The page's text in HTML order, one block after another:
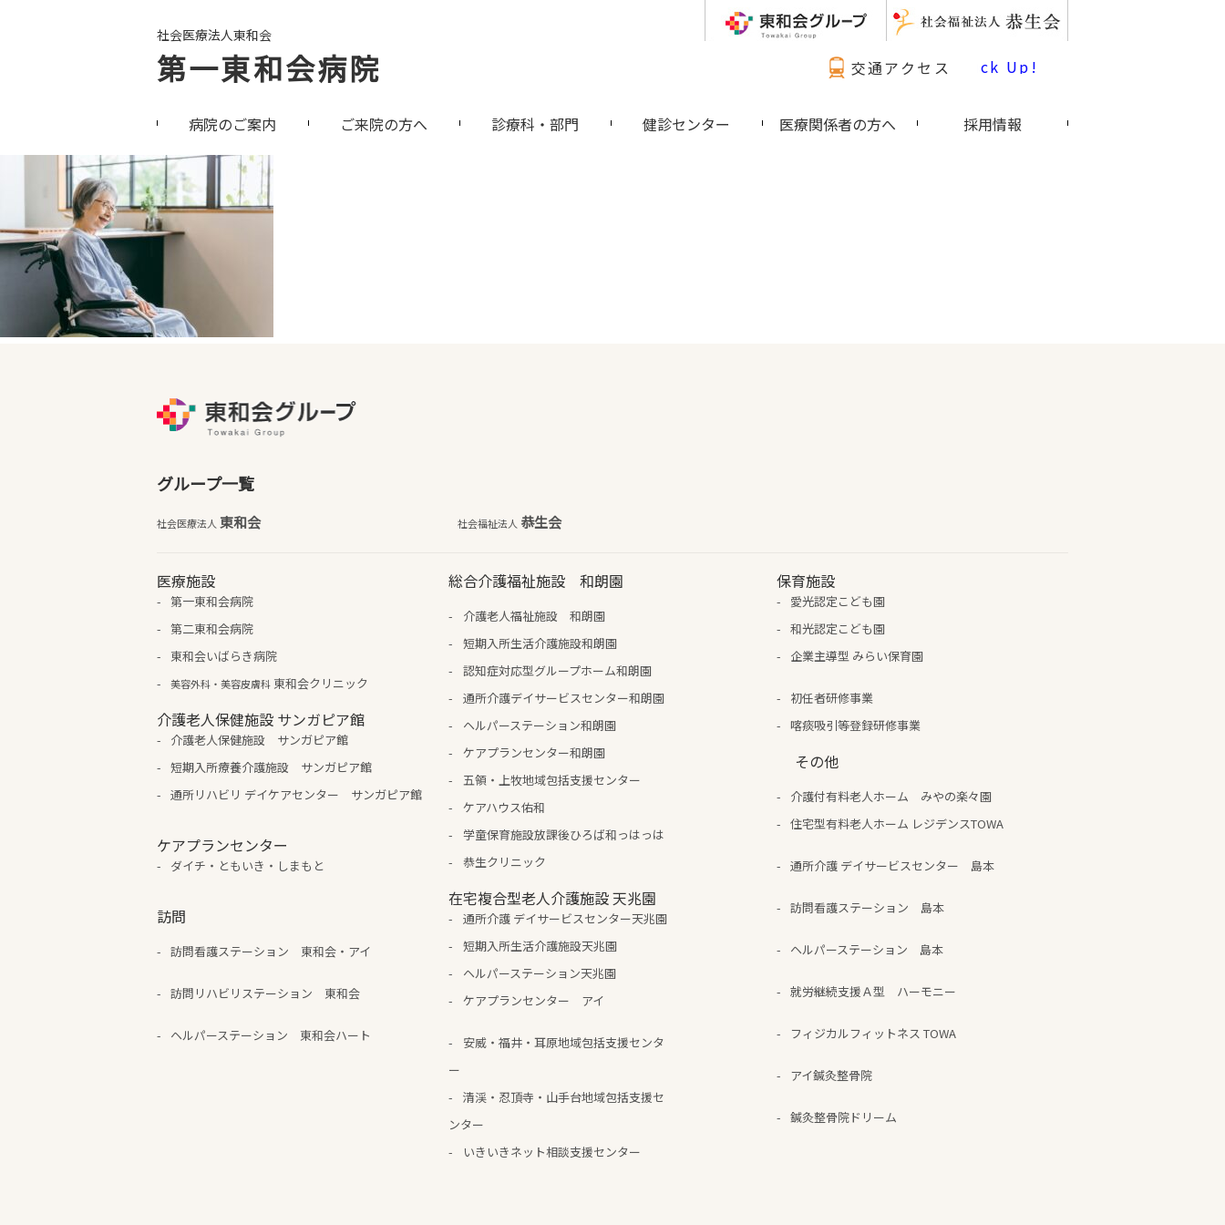
社会医療法人東和会
第一東和会病院 交通アクセス
最新情報 Pick Up!
病院のご案内 ご来院の方へ 診療科・部門 健診センター 医療関係者の方へ 採用情報
グループ一覧
社会医療法人 東和会 社会福祉法人 恭生会
医療施設
第一東和会病院
第二東和会病院
東和会いばらき病院
美容外科・美容皮膚科 東和会クリニック
介護老人保健施設 サンガピア館
介護老人保健施設 サンガピア館
短期入所療養介護施設 サンガピア館
通所リハビリ デイケアセンター サンガピア館
ケアプランセンター
ダイチ・ともいき・しまもと
訪問
訪問看護ステーション 東和会・アイ
訪問リハビリステーション 東和会
ヘルパーステーション 東和会ハート
総合介護福祉施設 和朗園
介護老人福祉施設 和朗園
短期入所生活介護施設和朗園
認知症対応型グループホーム和朗園
通所介護デイサービスセンター和朗園
ヘルパーステーション和朗園
ケアプランセンター和朗園
五領・上牧地域包括支援センター
ケアハウス佑和
学童保育施設放課後ひろば和っはっは
恭生クリニック
在宅複合型老人介護施設 天兆園
通所介護 デイサービスセンター天兆園
短期入所生活介護施設天兆園
ヘルパーステーション天兆園
ケアプランセンター アイ
安威・福井・耳原地域包括支援センタ
ー
清渓・忍頂寺・山手台地域包括支援セ
ンター
いきいきネット相談支援センター
保育施設
愛光認定こども園
和光認定こども園
企業主導型 みらい保育園
初任者研修事業
喀痰吸引等登録研修事業
その他
介護付有料老人ホーム みやの楽々園
住宅型有料老人ホーム レジデンスTOWA
通所介護 デイサービスセンター 島本
訪問看護ステーション 島本
ヘルパーステーション 島本
就労継続支援Ａ型 ハーモニー
フィジカルフィットネス TOWA
アイ鍼灸整骨院
鍼灸整骨院ドリーム